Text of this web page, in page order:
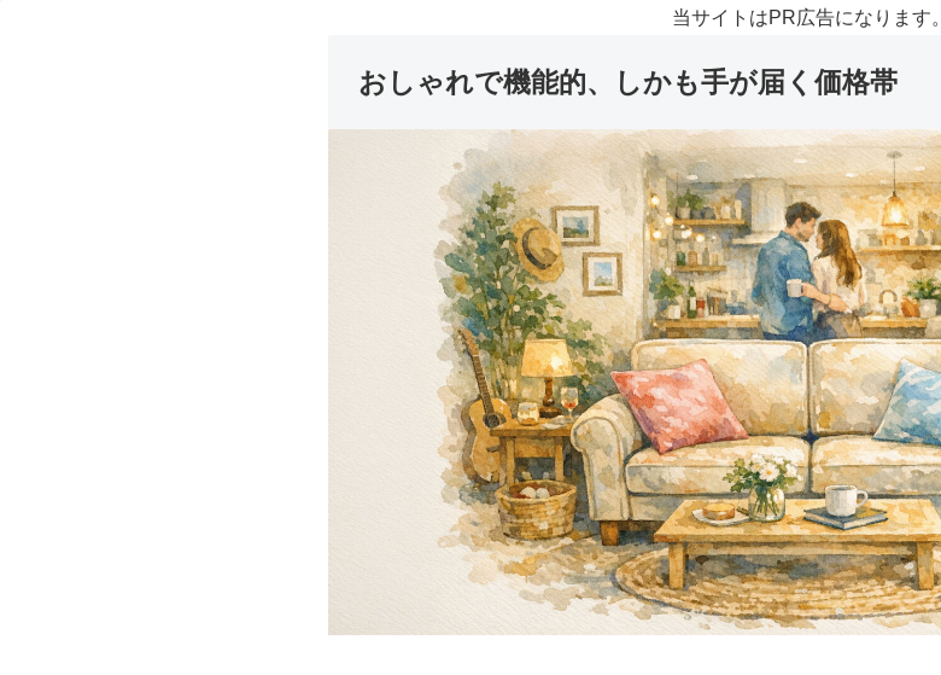
当サイトはPR広告になります。
おしゃれで機能的、しかも手が届く価格帯